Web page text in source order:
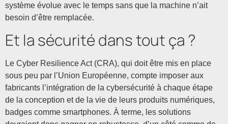
système évolue avec le temps sans que la machine n’ait
besoin d’être remplacée.
Et la sécurité dans tout ça ?
Le Cyber Resilience Act (CRA), qui doit être mis en place
sous peu par l’Union Européenne, compte imposer aux
fabricants l’intégration de la cybersécurité à chaque étape
de la conception et de la vie de leurs produits numériques,
badges comme smartphones. À terme, les solutions